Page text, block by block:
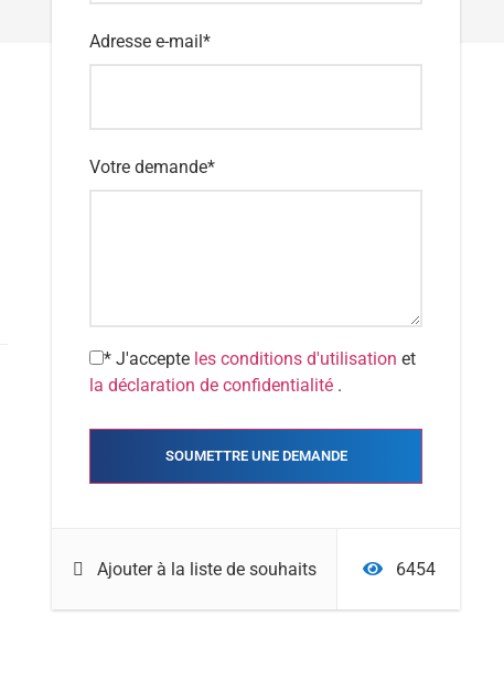
Adresse e-mail*
Votre demande*
* J'accepte les conditions d'utilisation et
la déclaration de confidentialité .
Ajouter à la liste de souhaits 6454